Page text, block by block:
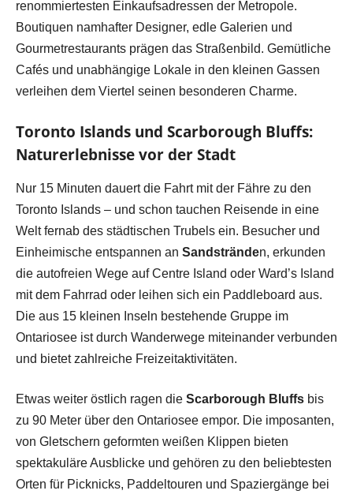
renommiertesten Einkaufsadressen der Metropole.
Boutiquen namhafter Designer, edle Galerien und
Gourmetrestaurants prägen das Straßenbild. Gemütliche
Cafés und unabhängige Lokale in den kleinen Gassen
verleihen dem Viertel seinen besonderen Charme.
Toronto Islands und Scarborough Bluffs:
Naturerlebnisse vor der Stadt
Nur 15 Minuten dauert die Fahrt mit der Fähre zu den
Toronto Islands – und schon tauchen Reisende in eine
Welt fernab des städtischen Trubels ein. Besucher und
Einheimische entspannen an Sandstränden, erkunden
die autofreien Wege auf Centre Island oder Ward’s Island
mit dem Fahrrad oder leihen sich ein Paddleboard aus.
Die aus 15 kleinen Inseln bestehende Gruppe im
Ontariosee ist durch Wanderwege miteinander verbunden
und bietet zahlreiche Freizeitaktivitäten.
Etwas weiter östlich ragen die Scarborough Bluffs bis
zu 90 Meter über den Ontariosee empor. Die imposanten,
von Gletschern geformten weißen Klippen bieten
spektakuläre Ausblicke und gehören zu den beliebtesten
Orten für Picknicks, Paddeltouren und Spaziergänge bei